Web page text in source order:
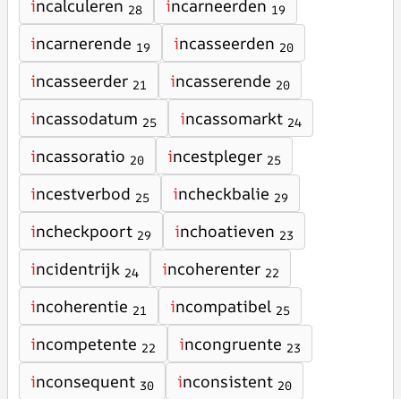
incalculeren 28 incarneerden 19
incarnerende 19 incasseerden 20
incasseerder 21 incasserende 20
incassodatum 25 incassomarkt 24
incassoratio 20 incestpleger 25
incestverbod 25 incheckbalie 29
incheckpoort 29 inchoatieven 23
incidentrijk 24 incoherenter 22
incoherentie 21 incompatibel 25
incompetente 22 incongruente 23
inconsequent 30 inconsistent 20